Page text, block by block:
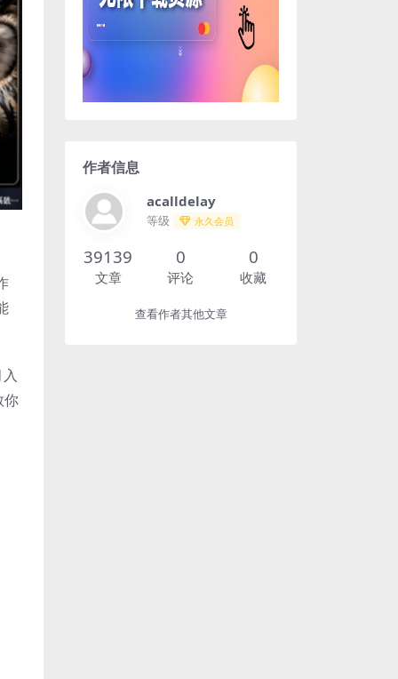
你
作者信息
acalldelay
等级 永久会员
39139
文章
0
评论
0
收藏
查看作者其他文章